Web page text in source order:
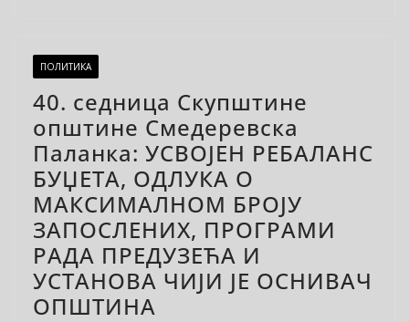
ПОЛИТИКА
40. седница Скупштине
општине Смедеревска
Паланка: УСВОЈЕН РЕБАЛАНС
БУЏЕТА, ОДЛУКА О
МАКСИМАЛНОМ БРОЈУ
ЗАПОСЛЕНИХ, ПРОГРАМИ
РАДА ПРЕДУЗЕЋА И
УСТАНОВА ЧИЈИ ЈЕ ОСНИВАЧ
ОПШТИНА